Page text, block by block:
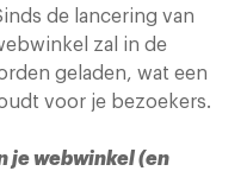
de lancering van
zal in de
geladen, wat een
voor je bezoekers.
je webwinkel (en